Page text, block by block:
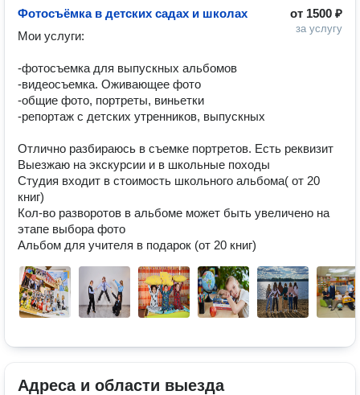
от 1500 ₽
за услугу
Фотосъёмка в детских садах и школах
Мои услуги:
-фотосъемка для выпуcкных альбомов
-видеоcъемка. Оживающее фото
-общие фото, портреты, виньетки
-репортаж с детских утренников, выпускных
Отлично разбираюсь в съемке портретов. Есть реквизит
Выезжаю на экскурсии и в школьные походы
Студия входит в стоимость школьного альбома( от 20
книг)
Кол-во разворотов в альбоме может быть увеличено на
этапе выбора фото
Адреса и области выезда